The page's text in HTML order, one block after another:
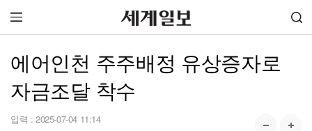
에어인천 주주배정 유상증자로
자금조달 착수
입력 : 2025-07-04 11:14